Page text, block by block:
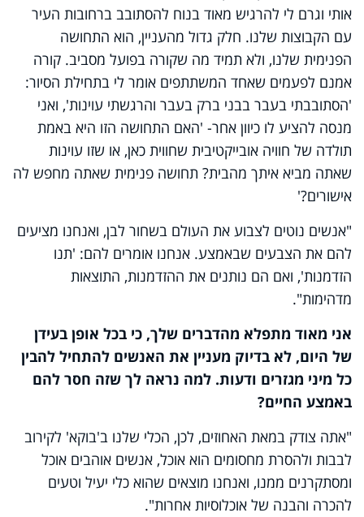
אותי וגרם לי להרגיש מאוד בנוח להסתובב ברחובות העיר
עם הקבוצות שלנו. חלק גדול מהעניין, הוא התחושה
הפנימית שלנו, ולא תמיד מה שקורה בפועל מסביב. קורה
אמנם לפעמים שאחד המשתתפים אומר לי בתחילת הסיור:
'הסתובבתי בעבר בבני ברק בעבר והרגשתי עוינות', ואני
מנסה להציע לו כיוון אחר- 'האם התחושה הזו היא באמת
תולדה של חוויה אובייקטיבית שחווית כאן, או שזו עוינות
שאתה מביא איתך מהבית? תחושה פנימית שאתה מחפש לה
אישורים?'
"אנשים נוטים לצבוע את העולם בשחור לבן, ואנחנו מציעים
להם את הצבעים שבאמצע. אנחנו אומרים להם: 'תנו
הזדמנות', ואם הם נותנים את ההזדמנות, התוצאות
מדהימות".
אני מאוד מתפלא מהדברים שלך, כי בכל אופן בעידן
של היום, לא בדיוק מעניין את האנשים להתחיל להבין
כל מיני מגזרים ודעות. למה נראה לך שזה חסר להם
באמצע החיים?
"אתה צודק במאת האחוזים, לכן, הכלי שלנו ב'בוקא' לקירוב
לבבות ולהסרת מחסומים הוא אוכל, אנשים אוהבים אוכל
ומסתקרנים ממנו, ואנחנו מוצאים שהוא כלי יעיל וטעים
להכרה והבנה של אוכלוסיות אחרות".